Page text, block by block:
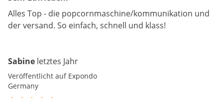
Alles Top - die popcornmaschine/kommunikation und
der versand. So einfach, schnell und klass!
Sabine letztes Jahr
Veröffentlicht auf Expondo
Germany